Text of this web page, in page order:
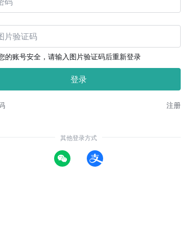
的账号安全，请输入图片验证码后重新登录
注册
其他登录方式